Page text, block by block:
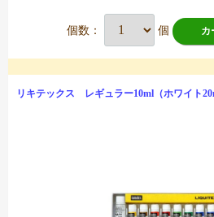
個数： 個 カ
リキテックス レギュラー10ml（ホワイト